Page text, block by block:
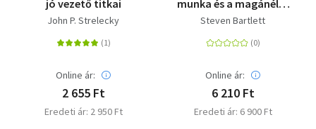
jó vezető titkai
John P. Strelecky
Online ár:
2 655 Ft
Eredeti ár: 2 950 Ft
munka és a magánélet
33 meghatározó
Steven Bartlett
Online ár:
6 210 Ft
Eredeti ár: 6 900 Ft